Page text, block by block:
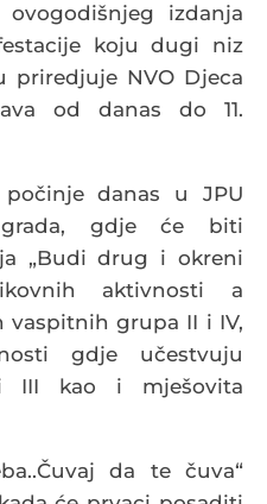
izdanja
koju dugi niz
priredjuje NVO Djeca
od danas do 11.
počinje danas u JPU
gdje će biti
„Budi drug i okreni
aktivnosti a
vaspitnih grupa II i IV,
gdje učestvuju
III kao i mješovita
da te čuva“